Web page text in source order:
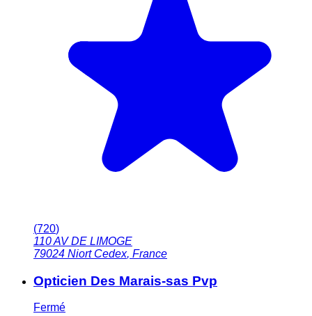
(720)
110 AV DE LIMOGE
79024 Niort Cedex, France
Opticien Des Marais-sas Pvp
Fermé